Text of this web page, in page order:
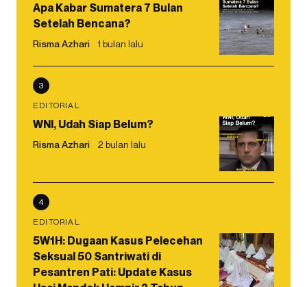
Apa Kabar Sumatera 7 Bulan
Setelah Bencana?
Risma Azhari 1 bulan lalu
3
EDITORIAL
WNI, Udah Siap Belum?
Risma Azhari 2 bulan lalu
4
EDITORIAL
5W1H: Dugaan Kasus Pelecehan
Seksual 50 Santriwati di
Pesantren Pati: Update Kasus